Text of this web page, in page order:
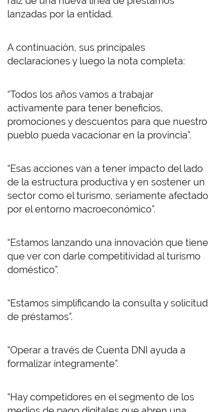
lanzadas por la entidad.
A continuación, sus principales
declaraciones y luego la nota completa:
“Todos los años vamos a trabajar
activamente para tener beneficios,
promociones y descuentos para que nuestro
pueblo pueda vacacionar en la provincia”.
“Esas acciones van a tener impacto del lado
de la estructura productiva y en sostener un
sector como el turismo, seriamente afectado
por el entorno macroeconómico”.
“Estamos lanzando una innovación que tiene
que ver con darle competitividad al turismo
doméstico”.
“Estamos simplificando la consulta y solicitud
de préstamos”.
“Operar a través de Cuenta DNI ayuda a
formalizar íntegramente”.
“Hay competidores en el segmento de los